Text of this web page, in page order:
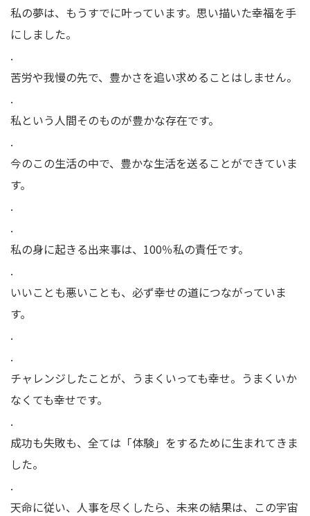
私の夢は、もうすでに叶っています。思い描いた幸福を手
にしました。
.
苦労や我慢の先で、豊かさを追い求めることはしません。
.
私という人間そのものが豊かな存在です。
.
今のこの生活の中で、豊かな生活を送ることができていま
す。
.
.
私の身に起きる出来事は、100％私の責任です。
.
いいことも悪いことも、必ず幸せの道につながっていま
す。
.
.
チャレンジしたことが、うまくいっても幸せ。うまくいか
なくても幸せです。
.
成功も失敗も、全ては「体験」をするために生まれてきま
した。
.
天命に従い、人事を尽くしたら、未来の結果は、この宇宙